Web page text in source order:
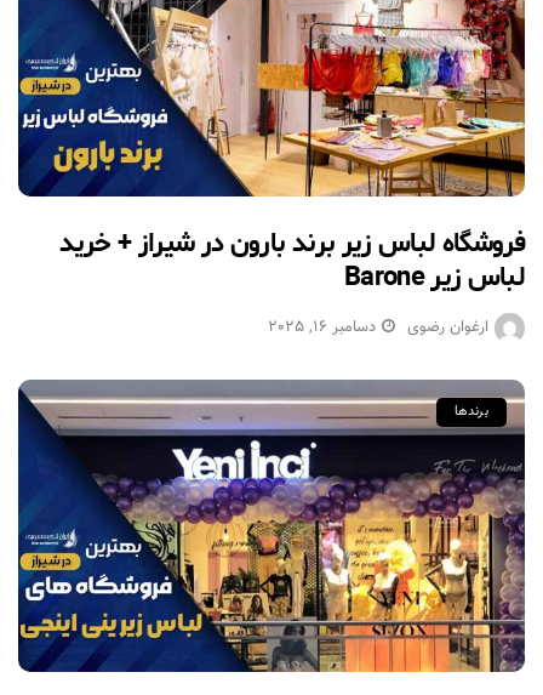
فروشگاه لباس زیر برند بارون در شیراز + خرید
لباس زیر Barone
ارغوان رضوی دسامبر 16, 2025
برندها